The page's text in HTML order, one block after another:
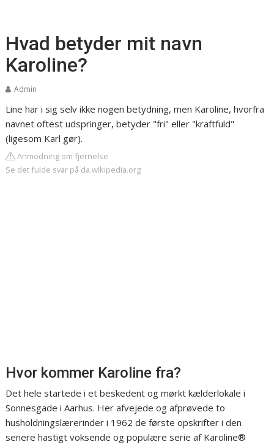
Hvad betyder mit navn
Karoline?
Admin
Line har i sig selv ikke nogen betydning, men Karoline, hvorfra
navnet oftest udspringer, betyder "fri" eller "kraftfuld"
(ligesom Karl gør).
Anmodning om fjernelse
Se det fulde svar på da.wikipedia.org
Hvor kommer Karoline fra?
Det hele startede i et beskedent og mørkt kælderlokale i
Sonnesgade i Aarhus. Her afvejede og afprøvede to
husholdningslærerinder i 1962 de første opskrifter i den
senere hastigt voksende og populære serie af Karoline®